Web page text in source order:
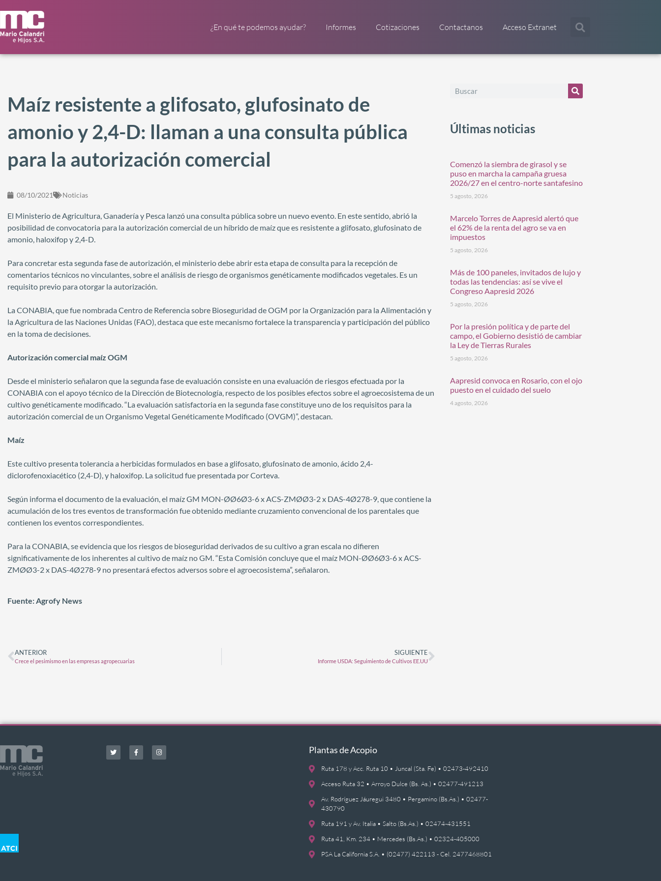
¿En qué te podemos ayudar? Informes Cotizaciones Contactanos Acceso Extranet
Maíz resistente a glifosato, glufosinato de
amonio y 2,4-D: llaman a una consulta pública
para la autorización comercial
08/10/2021 Noticias
El Ministerio de Agricultura, Ganadería y Pesca lanzó una consulta pública sobre un nuevo evento. En este sentido, abrió la
posibilidad de convocatoria para la autorización comercial de un híbrido de maíz que es resistente a glifosato, glufosinato de
amonio, haloxifop y 2,4-D.
Para concretar esta segunda fase de autorización, el ministerio debe abrir esta etapa de consulta para la recepción de
comentarios técnicos no vinculantes, sobre el análisis de riesgo de organismos genéticamente modificados vegetales. Es un
requisito previo para otorgar la autorización.
La CONABIA, que fue nombrada Centro de Referencia sobre Bioseguridad de OGM por la Organización para la Alimentación y
la Agricultura de las Naciones Unidas (FAO), destaca que este mecanismo fortalece la transparencia y participación del público
en la toma de decisiones.
Autorización comercial maíz OGM
Desde el ministerio señalaron que la segunda fase de evaluación consiste en una evaluación de riesgos efectuada por la
CONABIA con el apoyo técnico de la Dirección de Biotecnología, respecto de los posibles efectos sobre el agroecosistema de un
cultivo genéticamente modificado. “La evaluación satisfactoria en la segunda fase constituye uno de los requisitos para la
autorización comercial de un Organismo Vegetal Genéticamente Modificado (OVGM)”, destacan.
Maíz
Este cultivo presenta tolerancia a herbicidas formulados en base a glifosato, glufosinato de amonio, ácido 2,4-
diclorofenoxiacético (2,4-D), y haloxifop. La solicitud fue presentada por Corteva.
Según informa el documento de la evaluación, el maíz GM MON-ØØ6Ø3-6 x ACS-ZMØØ3-2 x DAS-4Ø278-9, que contiene la
acumulación de los tres eventos de transformación fue obtenido mediante cruzamiento convencional de los parentales que
contienen los eventos correspondientes.
Para la CONABIA, se evidencia que los riesgos de bioseguridad derivados de su cultivo a gran escala no difieren
significativamente de los inherentes al cultivo de maíz no GM. “Esta Comisión concluye que el maíz MON-ØØ6Ø3-6 x ACS-
ZMØØ3-2 x DAS-4Ø278-9 no presentará efectos adversos sobre el agroecosistema”, señalaron.
Fuente: Agrofy News
ANTERIOR
Crece el pesimismo en las empresas agropecuarias
SIGUIENTE
Informe USDA: Seguimiento de Cultivos EE.UU
Últimas noticias
Comenzó la siembra de girasol y se
puso en marcha la campaña gruesa
2026/27 en el centro-norte santafesino
5 agosto, 2026
Marcelo Torres de Aapresid alertó que
el 62% de la renta del agro se va en
impuestos
5 agosto, 2026
Más de 100 paneles, invitados de lujo y
todas las tendencias: así se vive el
Congreso Aapresid 2026
5 agosto, 2026
Por la presión política y de parte del
campo, el Gobierno desistió de cambiar
la Ley de Tierras Rurales
5 agosto, 2026
Aapresid convoca en Rosario, con el ojo
puesto en el cuidado del suelo
4 agosto, 2026
Plantas de Acopio
Ruta 178 y Acc. Ruta 10 • Juncal (Sta. Fe) • 02473-492410
Acceso Ruta 32 • Arroyo Dulce (Bs. As.) • 02477-491213
Av. Rodríguez Jáuregui 3480 • Pergamino (Bs.As.) • 02477-
430790
Ruta 191 y Av. Italia • Salto (Bs.As.) • 02474-431551
Ruta 41, Km. 234 • Mercedes (Bs.As.) • 02324-405000
PSA La California S.A. • (02477) 422113 - Cel. 2477468801